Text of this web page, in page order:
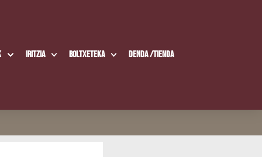
Iritzia Boltxe­te­ka Den­da /​Tien­da